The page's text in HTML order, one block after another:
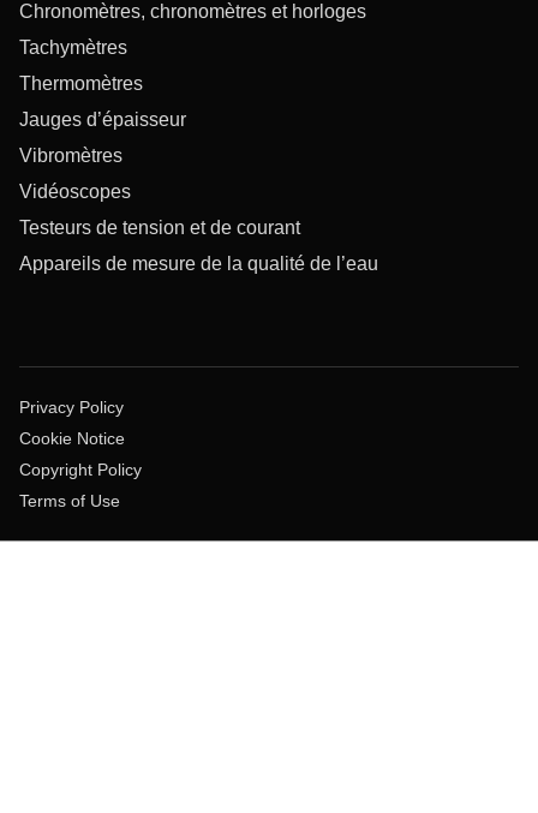
Chronomètres, chronomètres et horloges
Tachymètres
Thermomètres
Jauges d’épaisseur
Vibromètres
Vidéoscopes
Testeurs de tension et de courant
Appareils de mesure de la qualité de l’eau
Privacy Policy
Cookie Notice
Copyright Policy
Terms of Use